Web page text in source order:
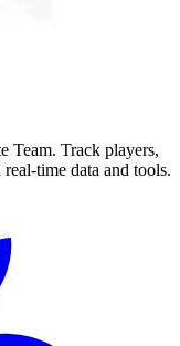
Team. Track players,
time data and tools.